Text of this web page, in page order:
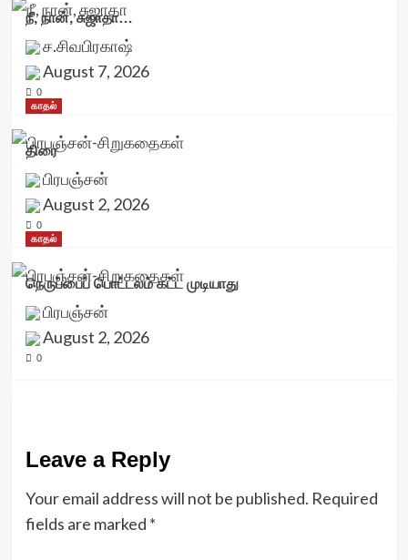
நீ, நான், சுஜாதா…
ச.சிவபிரகாஷ்
August 7, 2026
0
காதல்
திரை
பிரபஞ்சன்
August 2, 2026
0
காதல்
நெருப்பைப் பொட்டலம் கட்ட முடியாது
பிரபஞ்சன்
August 2, 2026
0
Leave a Reply
Your email address will not be published. Required
fields are marked *